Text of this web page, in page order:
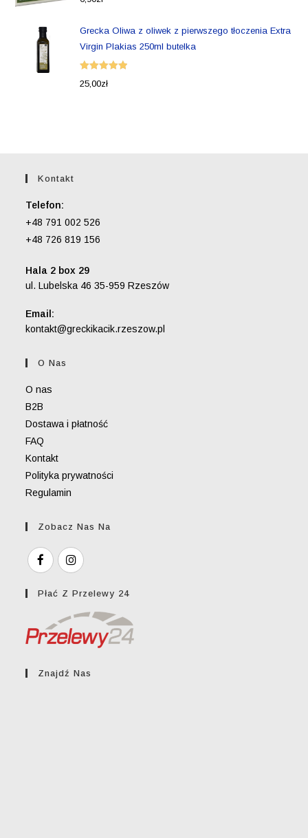
Grecka Oliwa z oliwek z pierwszego tłoczenia Extra
Virgin Plakias 250ml butelka
Oceniono
25,00zł
Kontakt
Telefon:
+48 791 002 526
+48 726 819 156
Hala 2 box 29
ul. Lubelska 46 35-959 Rzeszów
Email:
kontakt@greckikacik.rzeszow.pl
O Nas
O nas
B2B
Dostawa i płatność
FAQ
Kontakt
Polityka prywatności
Regulamin
Zobacz Nas Na
Płać Z Przelewy 24
Znajdź Nas